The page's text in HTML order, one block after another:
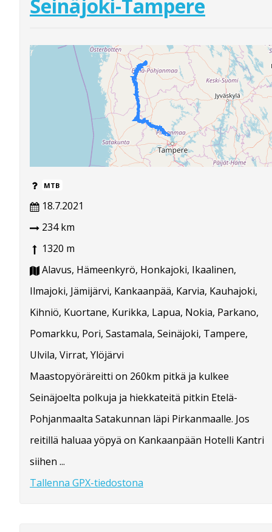
Seinäjoki-Tampere
MTB
18.7.2021
234 km
1320 m
Alavus, Hämeenkyrö, Honkajoki, Ikaalinen,
Ilmajoki, Jämijärvi, Kankaanpää, Karvia, Kauhajoki,
Kihniö, Kuortane, Kurikka, Lapua, Nokia, Parkano,
Pomarkku, Pori, Sastamala, Seinäjoki, Tampere,
Ulvila, Virrat, Ylöjärvi
Maastopyöräreitti on 260km pitkä ja kulkee
Seinäjoelta polkuja ja hiekkateitä pitkin Etelä-
Pohjanmaalta Satakunnan läpi Pirkanmaalle. Jos
reitillä haluaa yöpyä on Kankaanpään Hotelli Kantri
siihen ...
Tallenna GPX-tiedostona